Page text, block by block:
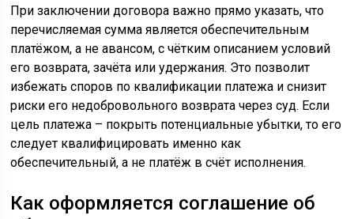
При заключении договора важно прямо указать, что
перечисляемая сумма является обеспечительным
платёжом, а не авансом, с чётким описанием условий
его возврата, зачёта или удержания. Это позволит
избежать споров по квалификации платежа и снизит
риски его недобровольного возврата через суд. Если
цель платежа – покрыть потенциальные убытки, то его
следует квалифицировать именно как
обеспечительный, а не платёж в счёт исполнения.
Как оформляется соглашение об